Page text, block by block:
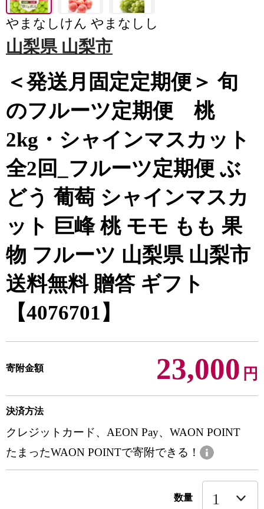
やまなしけん やまなしし
山梨県 山梨市
＜発送月固定定期便＞ 旬
のフルーツ定期便 桃
2kg・シャインマスカット
全2回_フルーツ定期便 ぶ
どう 葡萄 シャインマスカ
ット 巨峰 桃 モモ もも 果
物 フルーツ 山梨県 山梨市
送料無料 贈答 ギフト
【4076701】
寄附金額 23,000 円
決済方法
クレジットカード、AEON Pay、WAON POINT
たまったWAON POINTで寄附できる！
数量